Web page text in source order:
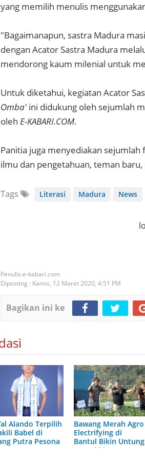
yang memilih menulis
"Bagaimanapun, sastra Madura
dengan Acator Sastra Madura
mendorong kaum milenial untuk
Untuk diketahui, kegiatan Acator
Omba' ini didukung oleh sejumlah
oleh E-KABARI.COM.
Panitia juga menyediakan
ilmu dan pengetahuan, teman
Tags Literasi Madura News
e-kabari.com
Diposting : Kamis, 12 Maret 2020, 4:51 PM
Bagikan ini ke
Alando Terpilih
Babel di
Putra Pesona
Bawang Merah Agro
Electrifying di
Bantul Bikin Untung
Petani hingga Rp 70